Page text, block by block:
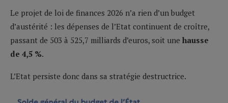
Le projet de loi de finances 2026 n’a rien d’un budget
d’austérité : les dépenses de l’Etat continuent de croître,
passant de 503 à 525,7 milliards d’euros, soit une hausse
de 4,5 %.
L’Etat persiste donc dans sa stratégie destructrice.